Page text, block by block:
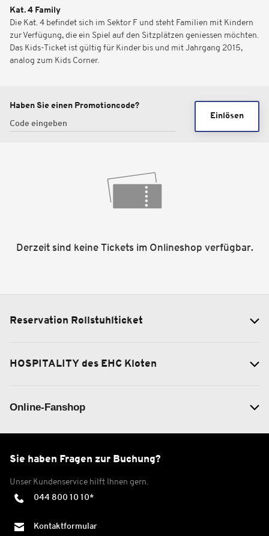
Kat. 4 Family
Die Kat. 4 befindet sich im Sektor F und steht Familien mit Kindern
zur Verfügung, die ein Spiel auf den Sitzplätzen geniessen möchten.
Das Kids-Ticket ist gültig für Kinder bis und mit Jahrgang 2015,
analog zum Kids Corner.
Haben Sie einen Promotioncode?
Einlösen
Derzeit sind keine Tickets im Onlineshop verfügbar.
Reservation Rollstuhlticket
HOSPITALITY des EHC Kloten
Online-Fanshop
Sie haben Fragen zur Buchung?
Unser Kundenservice hilft Ihnen gern.
044 800 10 10*
Kontaktformular